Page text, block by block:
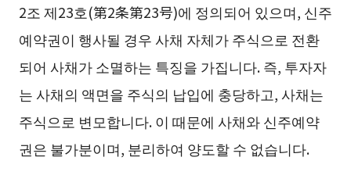
2조 제23호(第2条第23号)에 정의되어 있으며, 신주
예약권이 행사될 경우 사채 자체가 주식으로 전환
되어 사채가 소멸하는 특징을 가집니다. 즉, 투자자
는 사채의 액면을 주식의 납입에 충당하고, 사채는
주식으로 변모합니다. 이 때문에 사채와 신주예약
권은 불가분이며, 분리하여 양도할 수 없습니다.